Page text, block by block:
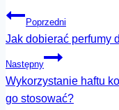
Nawigacja
wpisu
Poprzedni
Jak dobierać perfumy
Następny
Wykorzystanie haftu
go stosować?